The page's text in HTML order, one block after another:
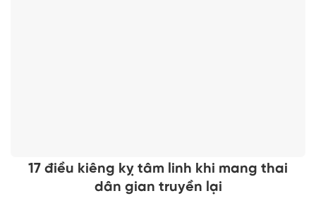
17 điều kiêng kỵ tâm linh khi mang thai
dân gian truyền lại